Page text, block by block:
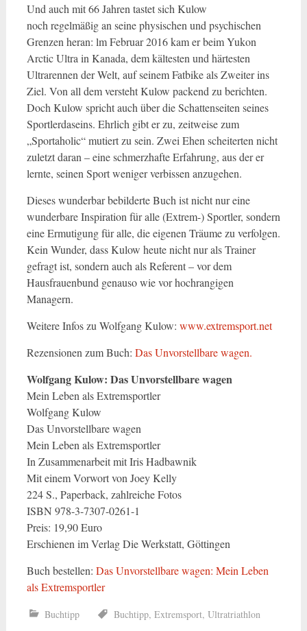
Und auch mit 66 Jahren tastet sich Kulow
noch regelmäßig an seine physischen und psychischen
Grenzen heran: lm Februar 2016 kam er beim Yukon
Arctic Ultra in Kanada, dem kältesten und härtesten
Ultrarennen der Welt, auf seinem Fatbike als Zweiter ins
Ziel. Von all dem versteht Kulow packend zu berichten.
Doch Kulow spricht auch über die Schattenseiten seines
Sportlerdaseins. Ehrlich gibt er zu, zeitweise zum
„Sportaholic“ mutiert zu sein. Zwei Ehen scheiterten nicht
zuletzt daran – eine schmerzhafte Erfahrung, aus der er
lernte, seinen Sport weniger verbissen anzugehen.
Dieses wunderbar bebilderte Buch ist nicht nur eine
wunderbare Inspiration für alle (Extrem-) Sportler, sondern
eine Ermutigung für alle, die eigenen Träume zu verfolgen.
Kein Wunder, dass Kulow heute nicht nur als Trainer
gefragt ist, sondern auch als Referent – vor dem
Hausfrauenbund genauso wie vor hochrangigen
Managern.
Weitere Infos zu Wolfgang Kulow: www.extremsport.net
Rezensionen zum Buch: Das Unvorstellbare wagen.
Wolfgang Kulow: Das Unvorstellbare wagen
Mein Leben als Extremsportler
Wolfgang Kulow
Das Unvorstellbare wagen
Mein Leben als Extremsportler
In Zusammenarbeit mit Iris Hadbawnik
Mit einem Vorwort von Joey Kelly
224 S., Paperback, zahlreiche Fotos
ISBN 978-3-7307-0261-1
Preis: 19,90 Euro
Erschienen im Verlag Die Werkstatt, Göttingen
Buch bestellen: Das Unvorstellbare wagen: Mein Leben
als Extremsportler
Buchtipp Buchtipp, Extremsport, Ultratriathlon